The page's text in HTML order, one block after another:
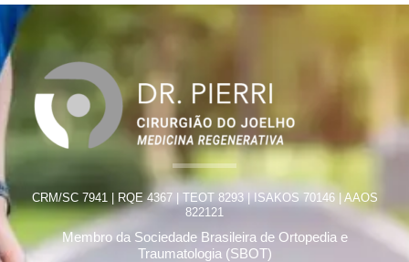
CRM/SC 7941 | RQE 4367 | TEOT 8293 | ISAKOS 70146 | AAOS
822121
Membro da Sociedade Brasileira de Ortopedia e
Traumatologia (SBOT)